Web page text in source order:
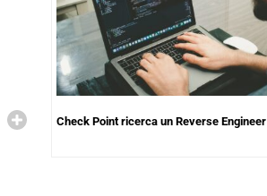
Check Point ricerca un Reverse Engineer